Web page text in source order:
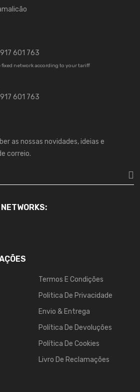
601 763
network according to your tariff
601 763
as nossas novidades, ideias e
correio.
Termos E Condições
Politica De Privacidade
Envio & Entrega
Política De Devoluções
Política De Cookies
Livro De Reclamações